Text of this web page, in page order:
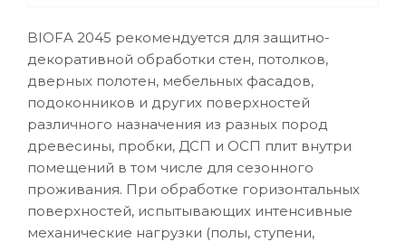
BIOFA 2045 рекомендуется для защитно-
декоративной обработки стен, потолков,
дверных полотен, мебельных фасадов,
подоконников и других поверхностей
различного назначения из разных пород
древесины, пробки, ДСП и ОСП плит внутри
помещений в том числе для сезонного
проживания. При обработке горизонтальных
поверхностей, испытывающих интенсивные
механические нагрузки (полы, ступени,